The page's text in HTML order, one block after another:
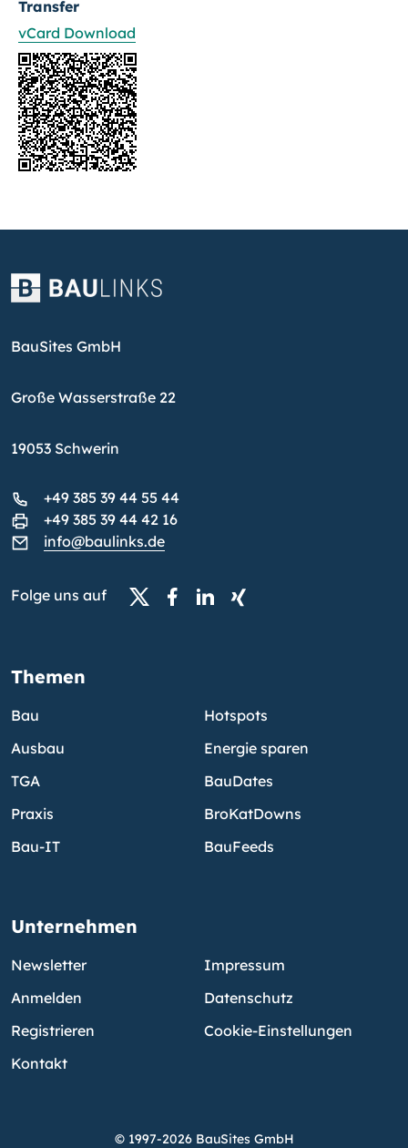
Transfer
vCard Download
BauSites GmbH
Große Wasserstraße 22
19053 Schwerin
+49 385 39 44 55 44
+49 385 39 44 42 16
info@baulinks.de
Folge uns auf
Themen
Bau
Ausbau
TGA
Praxis
Bau-IT
Hotspots
Energie sparen
BauDates
BroKatDowns
BauFeeds
Unternehmen
Newsletter
Anmelden
Registrieren
Kontakt
Impressum
Datenschutz
Cookie-Einstellungen
© 1997-2026 BauSites GmbH